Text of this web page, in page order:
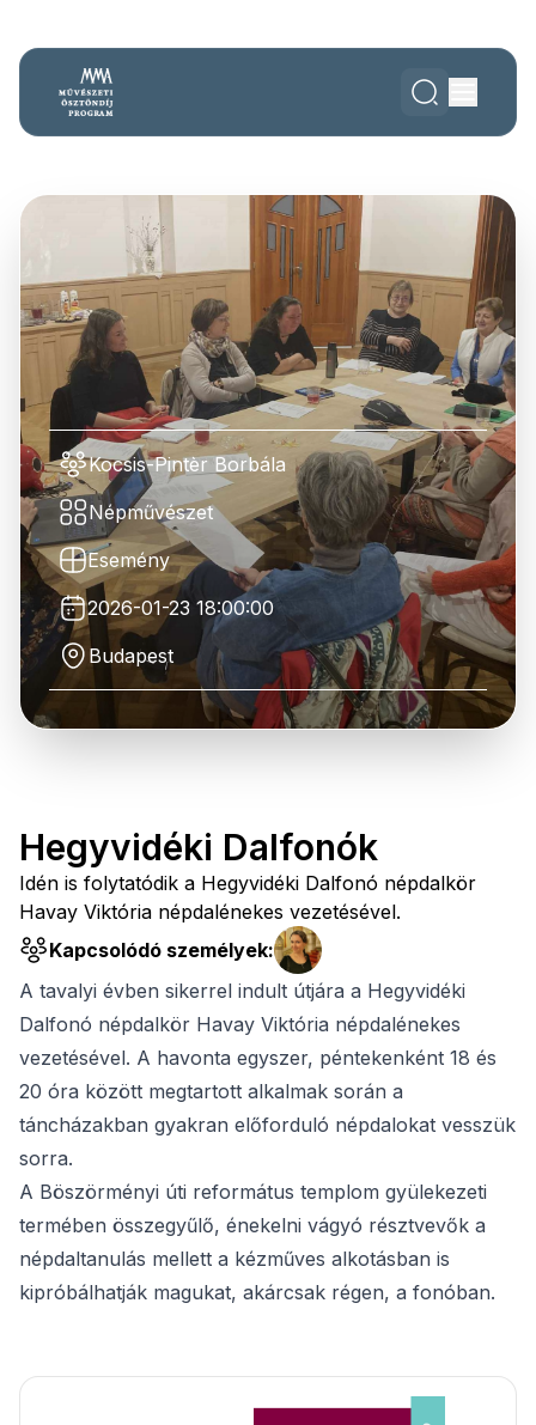
Kocsis-Pintèr Borbála
Népművészet
Esemény
2026-01-23 18:00:00
Budapest
Hegyvidéki Dalfonók
Idén is folytatódik a Hegyvidéki Dalfonó népdalkör
Havay Viktória népdalénekes vezetésével.
Kapcsolódó személyek:
A tavalyi évben sikerrel indult útjára a Hegyvidéki
Dalfonó népdalkör Havay Viktória népdalénekes
vezetésével. A havonta egyszer, péntekenként 18 és
20 óra között megtartott alkalmak során a
táncházakban gyakran előforduló népdalokat vesszük
sorra.
A Böszörményi úti református templom gyülekezeti
termében összegyűlő, énekelni vágyó résztvevők a
népdaltanulás mellett a kézműves alkotásban is
kipróbálhatják magukat, akárcsak régen, a fonóban.